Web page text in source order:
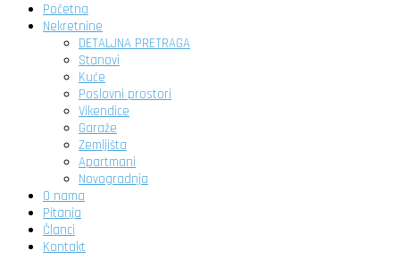
Početna
Nekretnine
DETALJNA PRETRAGA
Stanovi
Kuće
Poslovni prostori
Vikendice
Garaže
Zemljišta
Apartmani
Novogradnja
O nama
Pitanja
Članci
Kontakt